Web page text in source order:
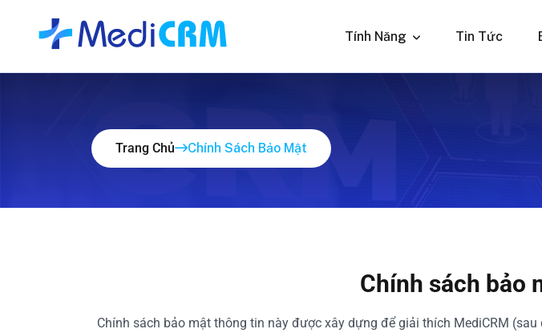
Tính Năng Tin Tức
Trang Chủ Chính Sách Bảo Mật
Chính sách bảo
Chính sách bảo mật thông tin này được xây dựng để giải thích MediCRM